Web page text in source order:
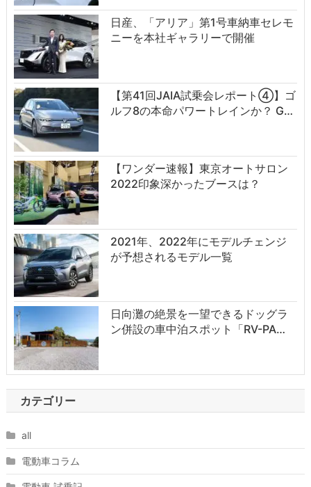
日産、「アリア」第1号車納車セレモ
ニーを本社ギャラリーで開催
【第41回JAIA試乗会レポート④】ゴ
ルフ8の本命パワートレインか？ G…
【ワンダー速報】東京オートサロン
2022印象深かったブースは？
2021年、2022年にモデルチェンジ
が予想されるモデル一覧
日向灘の絶景を一望できるドッグラ
ン併設の車中泊スポット「RV-PA…
カテゴリー
all
電動車コラム